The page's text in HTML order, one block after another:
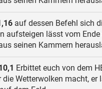
auf dessen Befehl sich
aufsteigen lässt vom
seinen Kammern
Erbittet euch von dem
die Wetterwolken macht, er